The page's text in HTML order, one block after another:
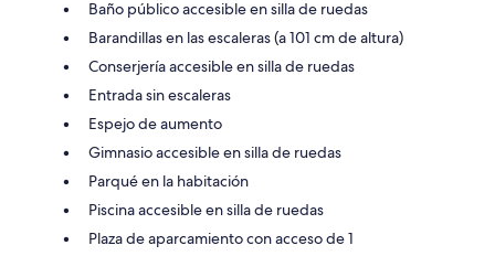
Baño público accesible en silla de ruedas
Barandillas en las escaleras (a 101 cm de altura)
Conserjería accesible en silla de ruedas
Entrada sin escaleras
Espejo de aumento
Gimnasio accesible en silla de ruedas
Parqué en la habitación
Piscina accesible en silla de ruedas
Plaza de aparcamiento con acceso de 1